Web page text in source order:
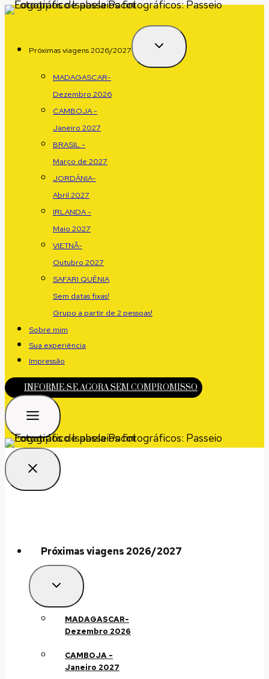
Pular
Próximas viagens 2026/2027
MADAGASCAR-
Dezembro 2026
CAMBOJA -
Janeiro 2027
BRASIL -
Março de 2027
JORDÂNIA-
Abril 2027
IRLANDA -
Maio 2027
VIETNÃ-
Outubro 2027
SAFARI QUÊNIA
Sem datas fixas!
Grupo a partir de 2 pessoas!
Sobre mim
Sua experiência
Impressão
INFORME-SE AGORA SEM COMPROMISSO
Próximas viagens 2026/2027
MADAGASCAR-
Dezembro 2026
CAMBOJA -
Janeiro 2027